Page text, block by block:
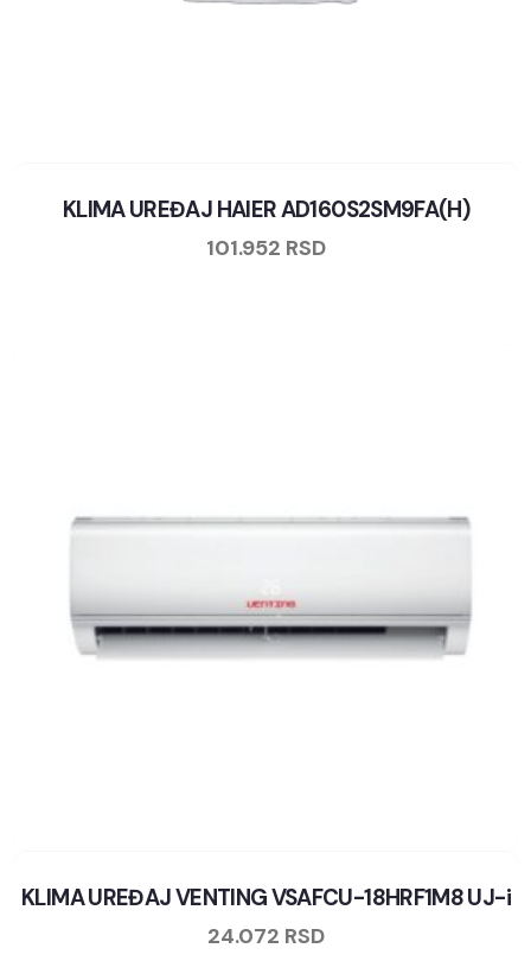
KLIMA UREĐAJ HAIER AD160S2SM9FA(H)
101.952 RSD
KLIMA UREĐAJ VENTING VSAFCU-18HRF1M8 UJ-i
24.072 RSD